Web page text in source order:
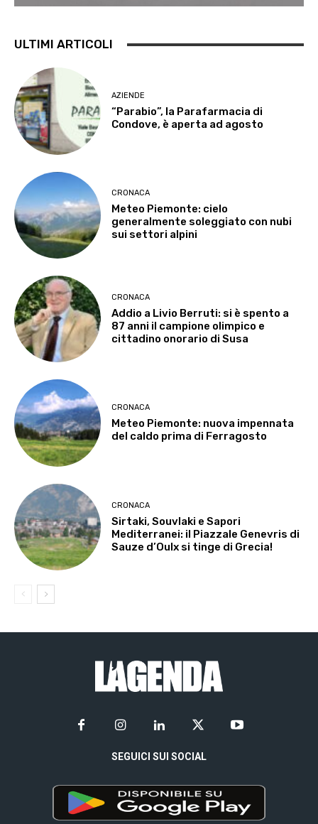
ULTIMI ARTICOLI
AZIENDE
“Parabio”, la Parafarmacia di
Condove, è aperta ad agosto
CRONACA
Meteo Piemonte: cielo
generalmente soleggiato con nubi
sui settori alpini
CRONACA
Addio a Livio Berruti: si è spento a
87 anni il campione olimpico e
cittadino onorario di Susa
CRONACA
Meteo Piemonte: nuova impennata
del caldo prima di Ferragosto
CRONACA
Sirtaki, Souvlaki e Sapori
Mediterranei: il Piazzale Genevris di
Sauze d’Oulx si tinge di Grecia!
SEGUICI SUI SOCIAL